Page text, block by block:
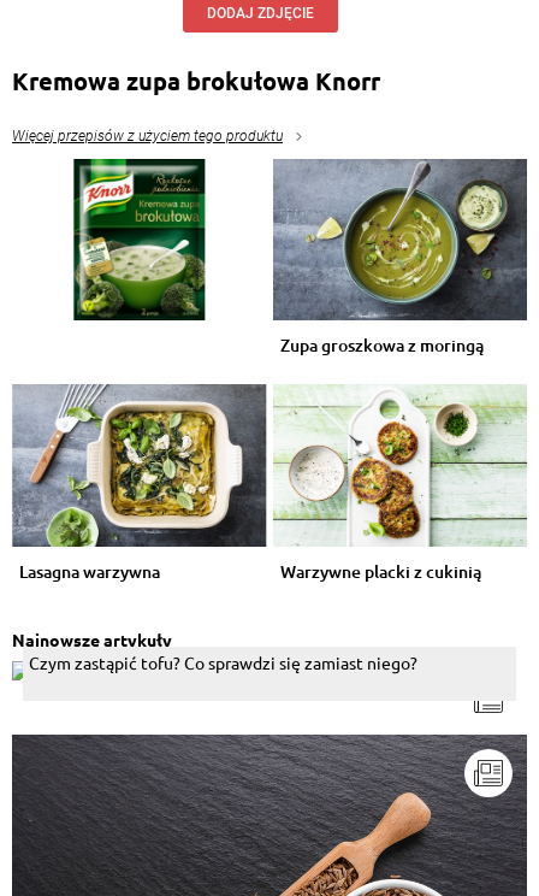
DODAJ ZDJĘCIE
Kremowa zupa brokułowa Knorr
Więcej przepisów z użyciem tego produktu
Zupa groszkowa z moringą
Lasagna warzywna Warzywne placki z cukinią
Najnowsze artykuły
Czym zastąpić tofu? Co sprawdzi się zamiast niego?